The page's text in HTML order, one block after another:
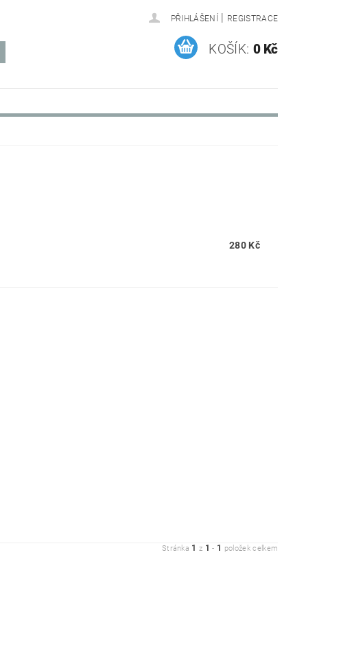
PŘIHLÁŠENÍ | REGISTRACE
KOŠÍK: 0 Kč
280 Kč
Stránka 1 z 1 - 1 položek celkem